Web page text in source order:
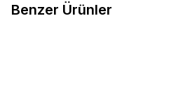
Benzer Ürünler